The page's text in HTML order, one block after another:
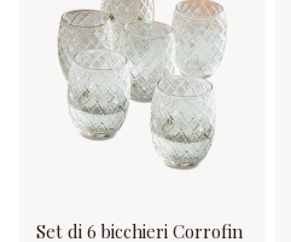
Set di 6 bicchieri Corrofin